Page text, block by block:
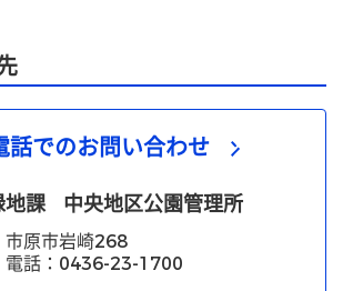
話でのお問い合わせ
地課 中央地区公園管理所
市原市岩崎268
電話：0436-23-1700